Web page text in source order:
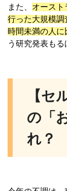
また、 オースト
行った大規模
時間未満の人に
う研究発表もる
【セ
の「
れ？